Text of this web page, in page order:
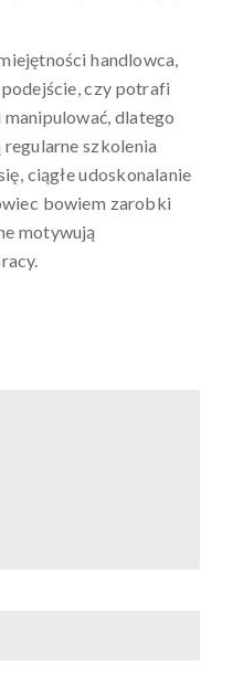
handlowca,
czy potrafi
dlatego
szkolenia
ciągłe udoskonalanie
bowiem zarobki
motywują